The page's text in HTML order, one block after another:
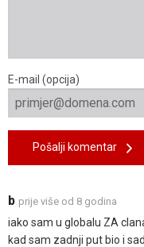
E-mail (opcija)
Pošalji komentar
b prije više od 8 godina
iako sam u globalu ZA
kad sam zadnji put bio i